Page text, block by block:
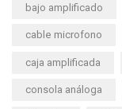
bajo amplificado
cable microfono
caja amplificada
consola análoga